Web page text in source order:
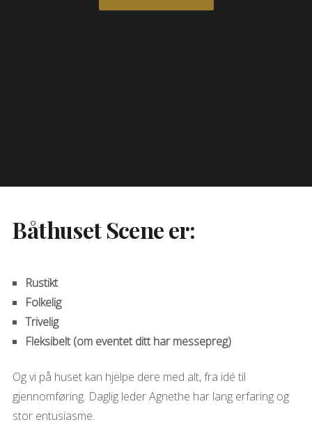
Båthuset Scene er:
Rustikt
Folkelig
Trivelig
Fleksibelt (om eventet ditt har messepreg)
Og vi på huset kan hjelpe dere med alt, fra idé til
gjennomføring. Daglig leder Agnethe har lang erfaring og
stor entusiasme.